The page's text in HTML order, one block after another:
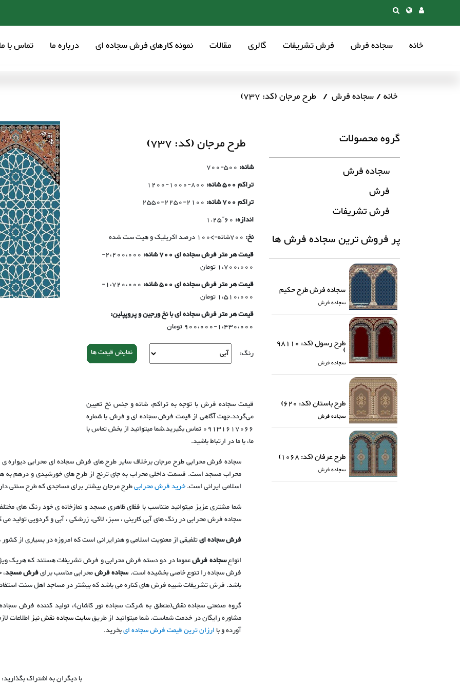
خانه سجاده فرش فرش تشریفات گالری مقالات نمونه کارهای فرش سجاده ای درباره ما تماس با ما
خانه سجاده فرش طرح مرجان (کد: 737)
گروه محصولات
سجاده فرش
فرش
فرش تشریفات
پر فروش ترین سجاده فرش ها
سجاده فرش طرح حکیم
سجاده فرش
طرح رسول (کد: 98110 )
سجاده فرش
طرح باستان (کد: 620)
سجاده فرش
طرح عرفان (کد: 1068)
سجاده فرش
طرح مرجان (کد: 737)
شانه: 500-700
تراکم 500 شانه:
800-1000-1200
تراکم 700 شانه:
2100-2250-2550
اندازه: 60*1.25
نخ: 700شانه->100 درصد اکریلیک و هیت ست شده
قیمت هر متر فرش سجاده ای 700 شانه:
2،200،000-
1،700،000 تومان
قیمت هر متر فرش سجاده ای 500 شانه:
1،720،000-
1،510،000 تومان
قیمت هر متر فرش سجاده ای با نخ ورجین و پروپپلین:
1،430،000-900،000 تومان
رنگ:
نمایش قیمت ها
قیمت سجاده فرش با توجه به تراکم، شانه و جنس نخ تعیین
می‌گردد.جهت آگاهی از قیمت فرش سجاده ای و فرش با شماره‌
09131617066 تماس بگیرید.شما میتوانید از بخش تماس با
ما، با ما در ارتباط باشید.
سجاده فرش محرابی طرح مرجان برخلاف سایر طرح های فرش سجاده ای محرابی
محراب مسجد است. قسمت داخلی محراب به جای ترنج از طرح های خورشیدی و درهم به
اسلامی ایرانی است.خرید فرش محرابیطرح مرجان بیشتر برای مساجدی که طرح سنتی
شما مشتری عزیز میتوانید متناسب با فظای ظاهری مسجد و نمازخانه ی خود رنگ های
سجاده فرش محرابی در رنگ های آبی کاربنی ، سبز، لاکی، زرشکی ، آبی و گردویی تولید می
فرش سجاده ایتلفیقی از معنویت اسلامی و هنرایرانی است که امروزه در بسیاری از
انواعسجاده فرشعموما در دو دسته فرش محرابی و فرش تشریفات هستند که هریک
فرش سجاده را تنوع خاصی بخشیده است.سجاده فرشمحرابی مناسب برایفرش مسجد
باشد. فرش تشریفات شبیه فرش های کناره می باشد که بیشتر در مساجد اهل سنت
گروه صنعتی سجاده نقش(متعلق به شرکت سجاده نور کاشان)، تولید کننده فرش
مشاوره رایگان در خدمت شماست. شما میتوانید از طریقسایت سجاده نقش نیزاطلاعات
آورده و باارزان ترین قیمت فرش سجاده ایبخرید.
با دیگران به اشتراک بگذارید: